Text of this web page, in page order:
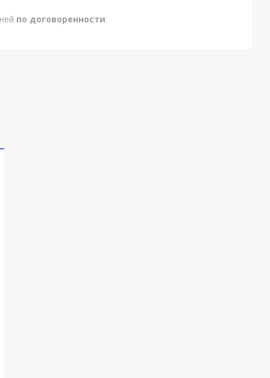
по договоренности